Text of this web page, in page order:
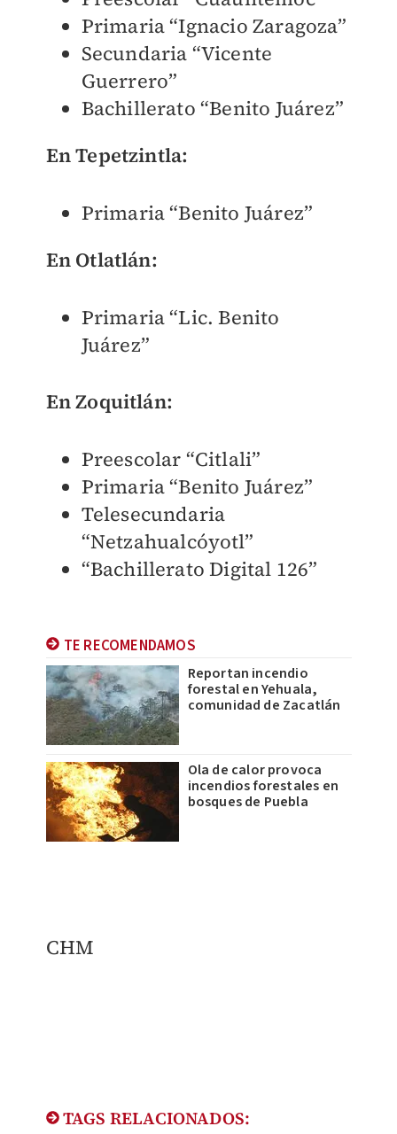
Primaria “Ignacio Zaragoza”
Secundaria “Vicente
Guerrero”
Bachillerato “Benito Juárez”
En Tepetzintla:
Primaria “Benito Juárez”
En Otlatlán:
Primaria “Lic. Benito
Juárez”
En Zoquitlán:
Preescolar “Citlali”
Primaria “Benito Juárez”
Telesecundaria
“Netzahualcóyotl”
“Bachillerato Digital 126”
TE RECOMENDAMOS
Reportan incendio
forestal en Yehuala,
comunidad de Zacatlán
Ola de calor provoca
incendios forestales en
bosques de Puebla
CHM
TAGS RELACIONADOS: